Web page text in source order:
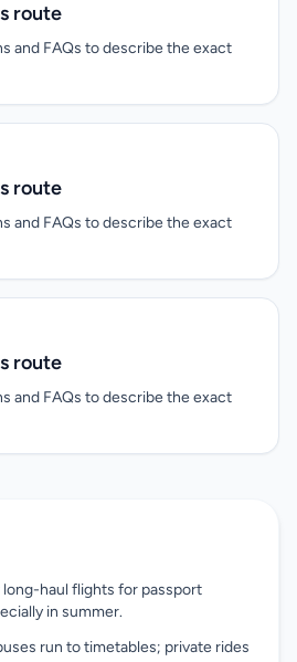
route
and FAQs to describe the exact
route
and FAQs to describe the exact
route
and FAQs to describe the exact
haul flights for passport
in summer.
run to timetables; private rides